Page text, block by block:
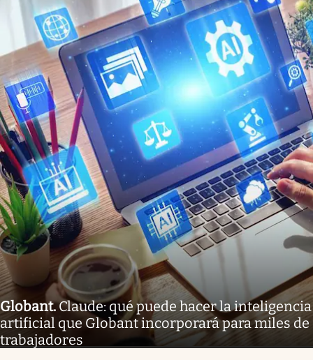
Globant.Claude: qué puede hacer la inteligencia
artificial que Globant incorporará para miles de
trabajadores